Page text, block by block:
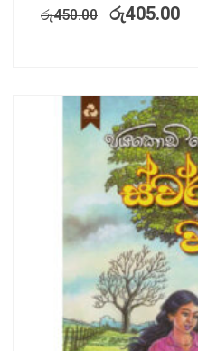
රු450.00 රු405.00